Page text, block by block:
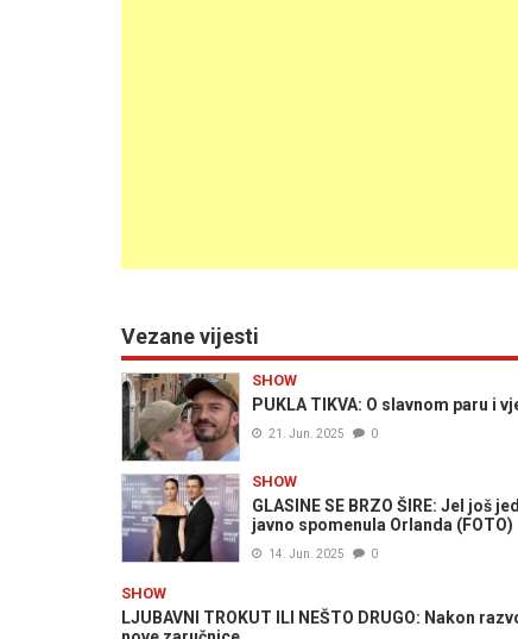
Vezane vijesti
SHOW
PUKLA TIKVA: O slavnom paru i
21. Jun. 2025 0
SHOW
GLASINE SE BRZO ŠIRE: Jel još
javno spomenula Orlanda (FOTO)
14. Jun. 2025 0
SHOW
LJUBAVNI TROKUT ILI NEŠTO DRUGO: Nakon